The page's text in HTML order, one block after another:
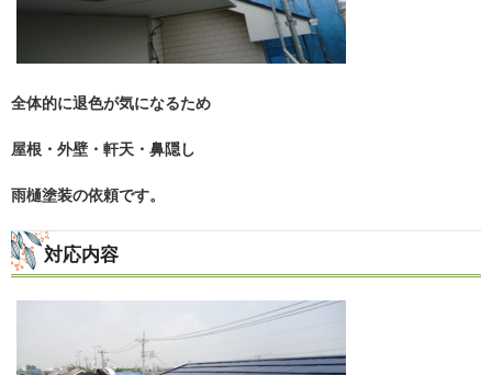
全体的に退色が気になるため
屋根・外壁・軒天・鼻隠し
雨樋塗装の依頼です。
対応内容